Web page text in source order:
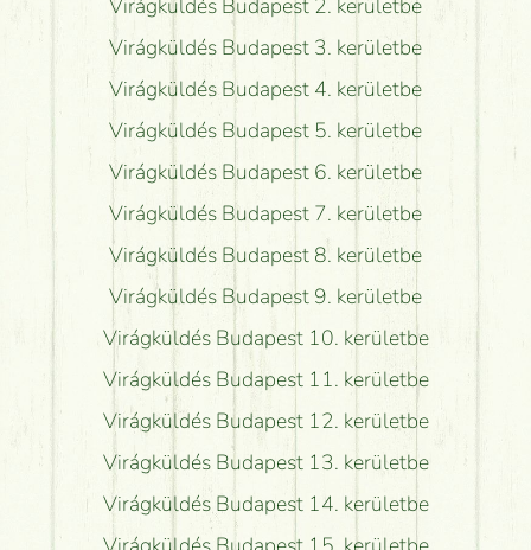
Virágküldés Budapest 2. kerületbe
Virágküldés Budapest 3. kerületbe
Virágküldés Budapest 4. kerületbe
Virágküldés Budapest 5. kerületbe
Virágküldés Budapest 6. kerületbe
Virágküldés Budapest 7. kerületbe
Virágküldés Budapest 8. kerületbe
Virágküldés Budapest 9. kerületbe
Virágküldés Budapest 10. kerületbe
Virágküldés Budapest 11. kerületbe
Virágküldés Budapest 12. kerületbe
Virágküldés Budapest 13. kerületbe
Virágküldés Budapest 14. kerületbe